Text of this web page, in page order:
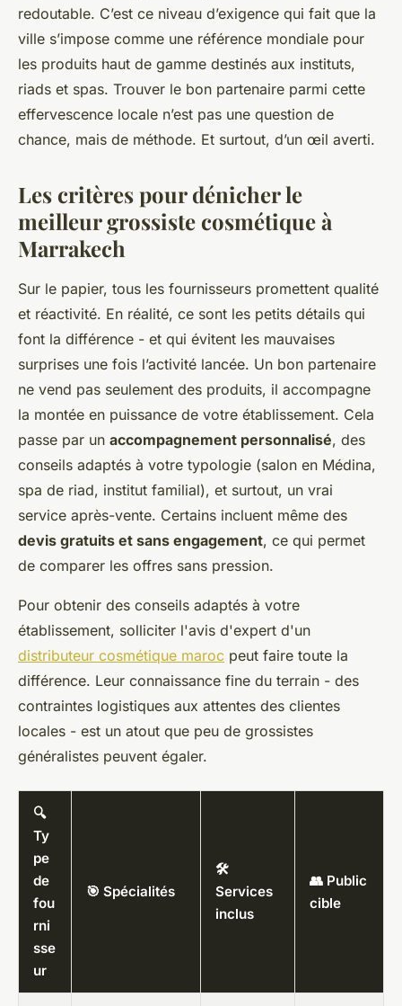
redoutable. C’est ce niveau d’exigence qui fait que la
ville s’impose comme une référence mondiale pour
les produits haut de gamme destinés aux instituts,
riads et spas. Trouver le bon partenaire parmi cette
effervescence locale n’est pas une question de
chance, mais de méthode. Et surtout, d’un œil averti.
Les critères pour dénicher le
meilleur grossiste cosmétique à
Marrakech
Sur le papier, tous les fournisseurs promettent qualité
et réactivité. En réalité, ce sont les petits détails qui
font la différence - et qui évitent les mauvaises
surprises une fois l’activité lancée. Un bon partenaire
ne vend pas seulement des produits, il accompagne
la montée en puissance de votre établissement. Cela
passe par un accompagnement personnalisé, des
conseils adaptés à votre typologie (salon en Médina,
spa de riad, institut familial), et surtout, un vrai
service après-vente. Certains incluent même des
devis gratuits et sans engagement, ce qui permet
de comparer les offres sans pression.
Pour obtenir des conseils adaptés à votre
établissement, solliciter l'avis d'expert d'un
distributeur cosmétique maroc peut faire toute la
différence. Leur connaissance fine du terrain - des
contraintes logistiques aux attentes des clientes
locales - est un atout que peu de grossistes
généralistes peuvent égaler.
🔍
Ty
pe
de
fou
rni
sse
ur
🎯 Spécialités
🛠️
Services
inclus
👥 Public
cible